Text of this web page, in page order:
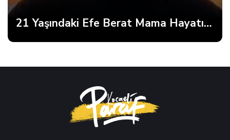
21 Yaşındaki Efe Berat Mama Hayatını Kaybetti